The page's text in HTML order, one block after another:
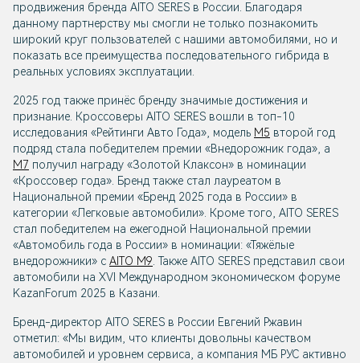
продвижения бренда AITO SERES в России. Благодаря
данному партнерству мы смогли не только познакомить
широкий круг пользователей с нашими автомобилями, но и
показать все преимущества последовательного гибрида в
реальных условиях эксплуатации.
2025 год также принёс бренду значимые достижения и
признание. Кроссоверы AITO SERES вошли в топ-10
исследования «Рейтинги Авто Года», модель M5 второй год
подряд стала победителем премии «Внедорожник года», а
M7 получил награду «Золотой Клаксон» в номинации
«Кроссовер года». Бренд также стал лауреатом в
Национальной премии «Бренд 2025 года в России» в
категории «Легковые автомобили». Кроме того, AITO SERES
стал победителем на ежегодной Национальной премии
«Автомобиль года в России» в номинации: «Тяжёлые
внедорожники» с AITO M9 . Также AITO SERES представил свои
автомобили на XVI Международном экономическом форуме
KazanForum 2025 в Казани.
Бренд-директор AITO SERES в России Евгений Ржавин
отметил: «Мы видим, что клиенты довольны качеством
автомобилей и уровнем сервиса, а компания МБ РУС активно